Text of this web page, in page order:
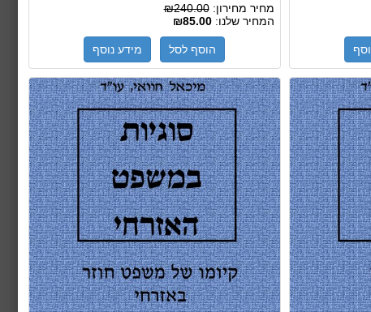
מחיר מחירון:₪240.00
המחיר שלנו:₪85.00
הוסף לסל מידע נוסף